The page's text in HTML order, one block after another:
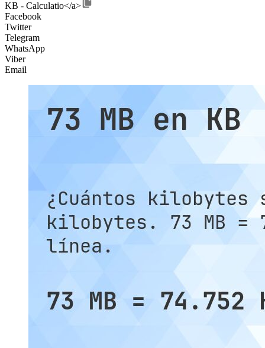
KB - Calculatio</a>
Facebook
Twitter
Telegram
WhatsApp
Viber
Email